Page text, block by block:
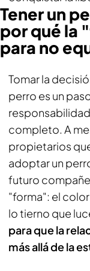
Tener un
por qué la
para no
Tomar la
perro es un
completo. A
propietarios
adoptar un
futuro
"forma": el
lo tierno que
para que la
más allá de la